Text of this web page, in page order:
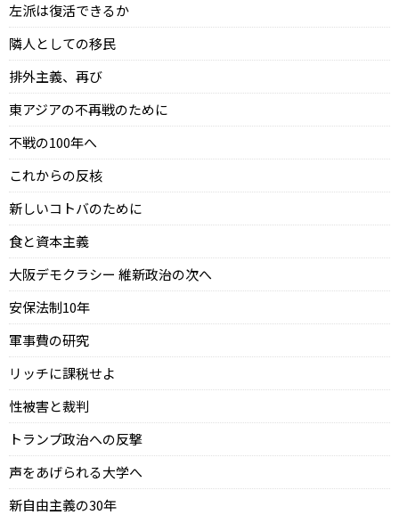
左派は復活できるか
隣人としての移民
排外主義、再び
東アジアの不再戦のために
不戦の100年へ
これからの反核
新しいコトバのために
食と資本主義
大阪デモクラシー 維新政治の次へ
安保法制10年
軍事費の研究
リッチに課税せよ
性被害と裁判
トランプ政治への反撃
声をあげられる大学へ
新自由主義の30年